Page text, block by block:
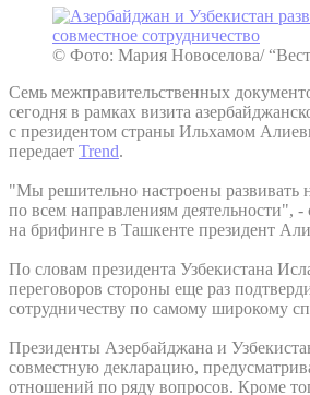
© Фото: Мария Новоселова/
Семь межправительственных
сегодня в рамках визита
с президентом страны Ильхамом
передает Trend.
"Мы решительно настроены развивать
по всем направлениям деятельности", -
на брифинге в Ташкенте президент
По словам президента Узбекистана
переговоров стороны еще раз
сотрудничеству по самому широкому
Президенты Азербайджана и
совместную декларацию,
отношений по ряду вопросов. Кроме